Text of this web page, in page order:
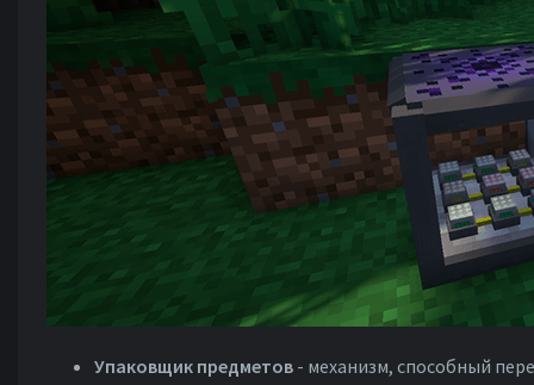
Упаковщик предметов - механизм, способный